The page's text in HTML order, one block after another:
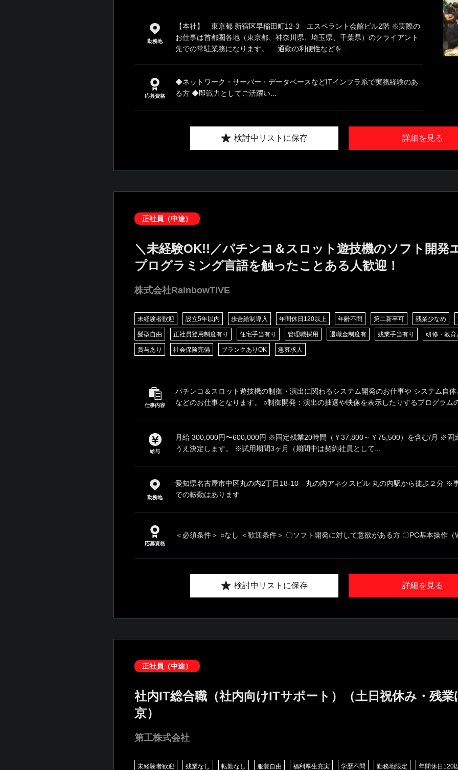
勤務地
【本社】 東京都 新宿区早稲田町12-3 エスペラント会館ビル2階 ※実際の
お仕事は首都圏各地（東京都、神奈川県、埼玉県、千葉県）のクライアント
先での常駐業務になります。 通勤の利便性などを...
応募資格
◆ネットワーク・サーバー・データベースなどITインフラ系で実務経験のあ
る方 ◆即戦力としてご活躍い...
詳細を見る
検討中リストに保存
正社員（中途）
＼未経験OK!!／パチンコ＆スロット遊技機のソフト開発
プログラミング言語を触ったことある人歓迎！
株式会社RainbowTIVE
未経験者歓迎 設立5年以内 歩合給制導入 年間休日120以上 年齢不問 第二新卒可 残業少なめ
髪型自由 正社員登用制度有り 住宅手当有り 管理職採用 退職金制度有 残業手当有り 研修・教育
賞与あり 社会保険完備 ブランクありOK 急募求人
仕事内容
パチンコ＆スロット遊技機の制御・演出に関わるシステム開発のお仕事や システム自
などのお仕事となります。 ○制御開発：演出の抽選や映像を表示したりするプログラム
給与
月給 300,000円〜600,000円 ※固定残業20時間（￥37,800～￥75,500）を含む/月 ※固
うえ決定します。 ※試用期間3ヶ月（期間中は契約社員として...
勤務地
愛知県名古屋市中区丸の内2丁目18-10 丸の内アネクスビル 丸の内駅から徒歩２分 ※
での転勤はあります
応募資格
＜必須条件＞ ○なし ＜歓迎条件＞ 〇ソフト開発に対して意欲がある方 〇PC基本操作（
詳細を見る
検討中リストに保存
正社員（中途）
社内IT総合職（社内向けITサポート）（土日祝休み・残
京）
第工株式会社
未経験者歓迎 残業なし 転勤なし 服装自由 福利厚生充実 学歴不問 勤務地限定 年間休日120